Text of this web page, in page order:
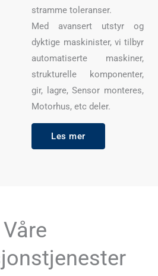
stramme toleranser.
Med avansert utstyr og
dyktige maskinister, vi tilbyr
automatiserte maskiner,
strukturelle komponenter,
gir, lagre, Sensor monteres,
Motorhus, etc deler.
Les mer
Våre